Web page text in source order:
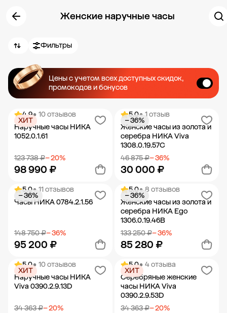
Женские наручные часы
Фильтры
Цены с учетом всех доступных скидок,
промокодов и бонусов
4.9• 10 отзывов
Наручные часы НИКА
1052.0.1.61
123 738 ₽− 20%
98 990 ₽
ХИТ
Добавить в корзину
5.0• 1 отзыв
Женские часы из золота и
серебра НИКА Viva
1308.0.19.57C
46 875 ₽− 36%
30 000 ₽
− 36%
Добавить в корзину
5.0• 11 отзывов
Часы НИКА 0784.2.1.56
148 750 ₽− 36%
95 200 ₽
− 36%
Добавить в корзину
5.0• 8 отзывов
Женские часы из золота и
серебра НИКА Ego
1306.0.19.46B
133 250 ₽− 36%
85 280 ₽
− 36%
Добавить в корзину
5.0• 10 отзывов
Наручные часы НИКА
Viva 0390.2.9.13D
34 363 ₽− 20%
ХИТ
5.0• 4 отзыва
Серебряные женские
часы НИКА Viva
0390.2.9.53D
34 363 ₽− 20%
ХИТ